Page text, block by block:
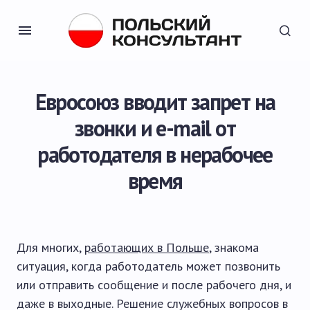
Евросоюз вводит запрет на
звонки и e-mail от
работодателя в нерабочее
время
Для многих, работающих в Польше, знакома
ситуация, когда работодатель может позвонить
или отправить сообщение и после рабочего дня, и
даже в выходные. Решение служебных вопросов в